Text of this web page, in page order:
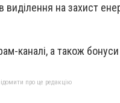
виділення на захист
каналі, а також
про це редакцію